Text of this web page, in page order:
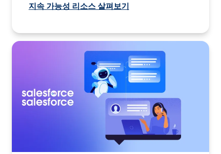
지속 가능성 리소스 살펴보기